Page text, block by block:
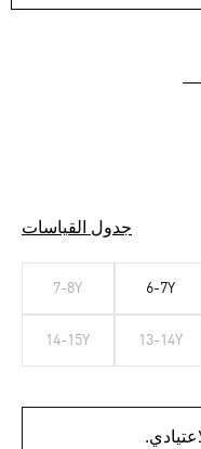
جدول القياسات
6-7Y
7-8Y
13-14Y
14-15Y